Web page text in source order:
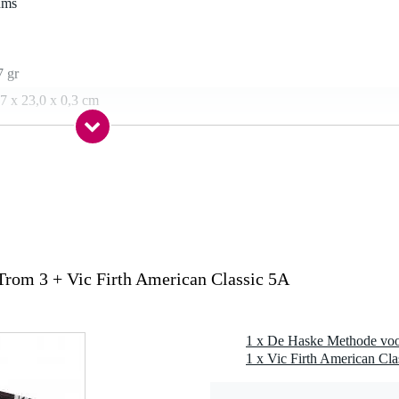
gr
x 23,0 x 0,3 cm
3 + Vic Firth American Classic 5A